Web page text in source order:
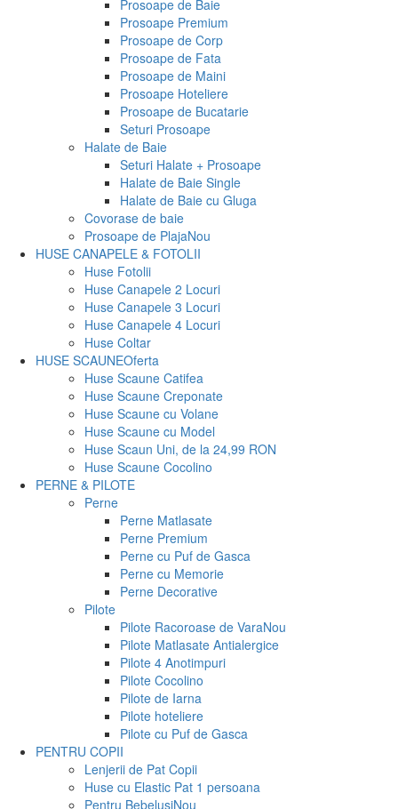
Prosoape de Baie
Prosoape Premium
Prosoape de Corp
Prosoape de Fata
Prosoape de Maini
Prosoape Hoteliere
Prosoape de Bucatarie
Seturi Prosoape
Halate de Baie
Seturi Halate + Prosoape
Halate de Baie Single
Halate de Baie cu Gluga
Covorase de baie
Prosoape de PlajaNou
HUSE CANAPELE & FOTOLII
Huse Fotolii
Huse Canapele 2 Locuri
Huse Canapele 3 Locuri
Huse Canapele 4 Locuri
Huse Coltar
HUSE SCAUNEOferta
Huse Scaune Catifea
Huse Scaune Creponate
Huse Scaune cu Volane
Huse Scaune cu Model
Huse Scaun Uni, de la 24,99 RON
Huse Scaune Cocolino
PERNE & PILOTE
Perne
Perne Matlasate
Perne Premium
Perne cu Puf de Gasca
Perne cu Memorie
Perne Decorative
Pilote
Pilote Racoroase de VaraNou
Pilote Matlasate Antialergice
Pilote 4 Anotimpuri
Pilote Cocolino
Pilote de Iarna
Pilote hoteliere
Pilote cu Puf de Gasca
PENTRU COPII
Lenjerii de Pat Copii
Huse cu Elastic Pat 1 persoana
Pentru BebelusiNou